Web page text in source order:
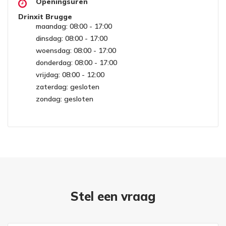
Drinxit Brugge
maandag: 08:00 - 17:00
dinsdag: 08:00 - 17:00
woensdag: 08:00 - 17:00
donderdag: 08:00 - 17:00
vrijdag: 08:00 - 12:00
zaterdag: gesloten
zondag: gesloten
Stel een vraag